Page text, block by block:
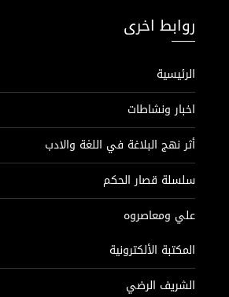
روابط اخرى
الرئيسية
اخبار ونشاطات
أثر نهج البلاغة في اللغة والادب
سلسلة قصار الحكم
علي ومعاصروه
المكتبة الألكترونية
الشريف الرضي